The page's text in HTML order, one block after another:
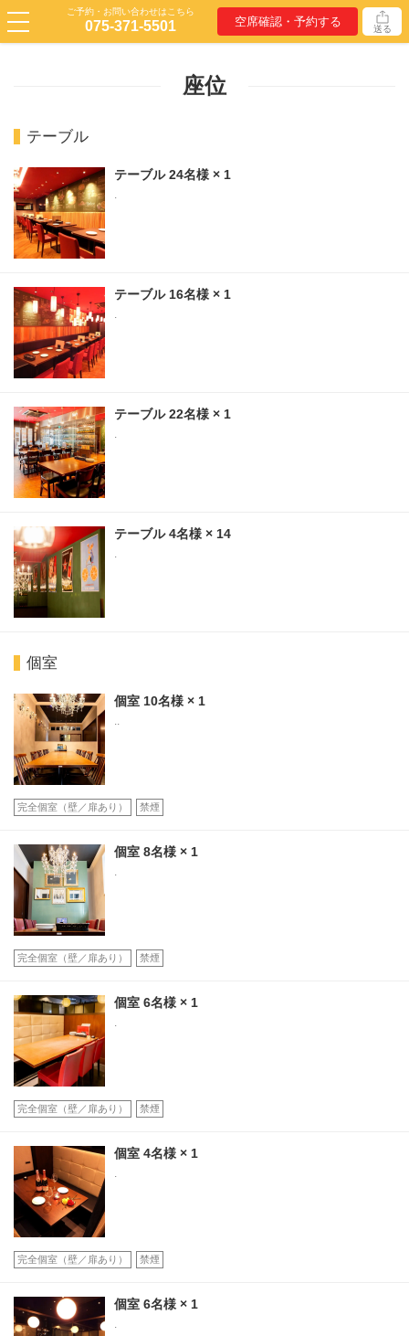
ご予約・お問い合わせはこちら
075-371-5501 空席確認・予約する 送る
座位
テーブル
テーブル24名様 × 1
.
テーブル16名様 × 1
.
テーブル22名様 × 1
.
テーブル4名様 × 14
.
個室
個室 10名様 × 1
..
完全個室（壁／扉あり） 禁煙
個室 8名様 × 1
.
完全個室（壁／扉あり） 禁煙
個室 6名様 × 1
.
完全個室（壁／扉あり） 禁煙
個室 4名様 × 1
.
完全個室（壁／扉あり） 禁煙
個室 6名様 × 1
.
座位 | Italian Bar KIMURAYA 京都駅前